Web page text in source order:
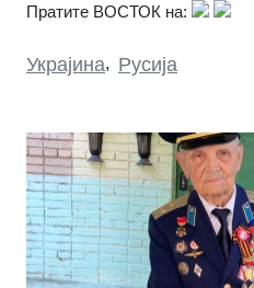
Пратите ВОСТОК на:
Украјина, Русија